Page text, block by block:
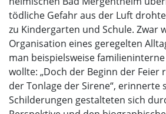
tödliche Gefahr aus der Luft
zu Kindergarten und Schule. Zwar
Organisation eines geregelten
man beispielsweise
wollte: „Doch der Beginn der Feier
der Tonlage der Sirene“, erinnerte
Schilderungen gestalteten sich